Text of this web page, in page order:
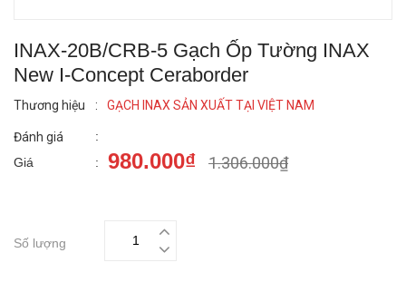
INAX-20B/CRB-5 Gạch Ốp Tường INAX
New I-Concept Ceraborder
Thương hiệu : GẠCH INAX SẢN XUẤT TẠI VIỆT NAM
Đánh giá
:
Giá
: 980.000₫ 1.306.000₫
Số lượng